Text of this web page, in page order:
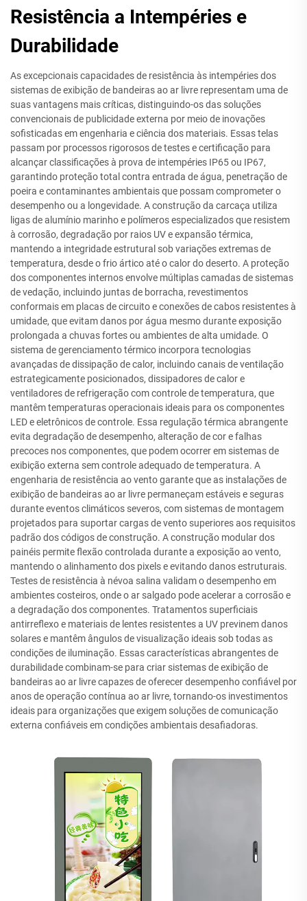
Resistência a Intempéries e
Durabilidade
As excepcionais capacidades de resistência às intempéries dos
sistemas de exibição de bandeiras ao ar livre representam uma de
suas vantagens mais críticas, distinguindo-os das soluções
convencionais de publicidade externa por meio de inovações
sofisticadas em engenharia e ciência dos materiais. Essas telas
passam por processos rigorosos de testes e certificação para
alcançar classificações à prova de intempéries IP65 ou IP67,
garantindo proteção total contra entrada de água, penetração de
poeira e contaminantes ambientais que possam comprometer o
desempenho ou a longevidade. A construção da carcaça utiliza
ligas de alumínio marinho e polímeros especializados que resistem
à corrosão, degradação por raios UV e expansão térmica,
mantendo a integridade estrutural sob variações extremas de
temperatura, desde o frio ártico até o calor do deserto. A proteção
dos componentes internos envolve múltiplas camadas de sistemas
de vedação, incluindo juntas de borracha, revestimentos
conformais em placas de circuito e conexões de cabos resistentes à
umidade, que evitam danos por água mesmo durante exposição
prolongada a chuvas fortes ou ambientes de alta umidade. O
sistema de gerenciamento térmico incorpora tecnologias
avançadas de dissipação de calor, incluindo canais de ventilação
estrategicamente posicionados, dissipadores de calor e
ventiladores de refrigeração com controle de temperatura, que
mantêm temperaturas operacionais ideais para os componentes
LED e eletrônicos de controle. Essa regulação térmica abrangente
evita degradação de desempenho, alteração de cor e falhas
precoces nos componentes, que podem ocorrer em sistemas de
exibição externa sem controle adequado de temperatura. A
engenharia de resistência ao vento garante que as instalações de
exibição de bandeiras ao ar livre permaneçam estáveis e seguras
durante eventos climáticos severos, com sistemas de montagem
projetados para suportar cargas de vento superiores aos requisitos
padrão dos códigos de construção. A construção modular dos
painéis permite flexão controlada durante a exposição ao vento,
mantendo o alinhamento dos pixels e evitando danos estruturais.
Testes de resistência à névoa salina validam o desempenho em
ambientes costeiros, onde o ar salgado pode acelerar a corrosão e
a degradação dos componentes. Tratamentos superficiais
antirreflexo e materiais de lentes resistentes a UV previnem danos
solares e mantêm ângulos de visualização ideais sob todas as
condições de iluminação. Essas características abrangentes de
durabilidade combinam-se para criar sistemas de exibição de
bandeiras ao ar livre capazes de oferecer desempenho confiável por
anos de operação contínua ao ar livre, tornando-os investimentos
ideais para organizações que exigem soluções de comunicação
externa confiáveis em condições ambientais desafiadoras.